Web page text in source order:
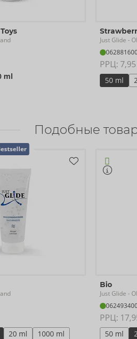
ml
Just Glide -
РРЦ:
50 ml
Подобные
20 ml
1000 ml
Bio
Just Glide -
РРЦ:
50 ml